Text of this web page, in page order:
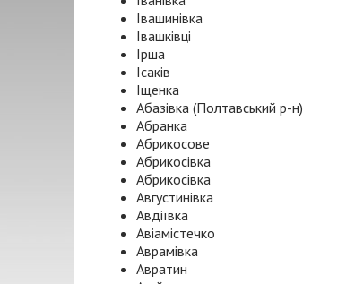
Івашинівка
Івашківці
Ірша
Ісаків
Іщенка
Абазівка (Полтавський р-н)
Абранка
Абрикосове
Абрикосівка
Абрикосівка
Августинівка
Авдіївка
Авіамістечко
Аврамівка
Авратин